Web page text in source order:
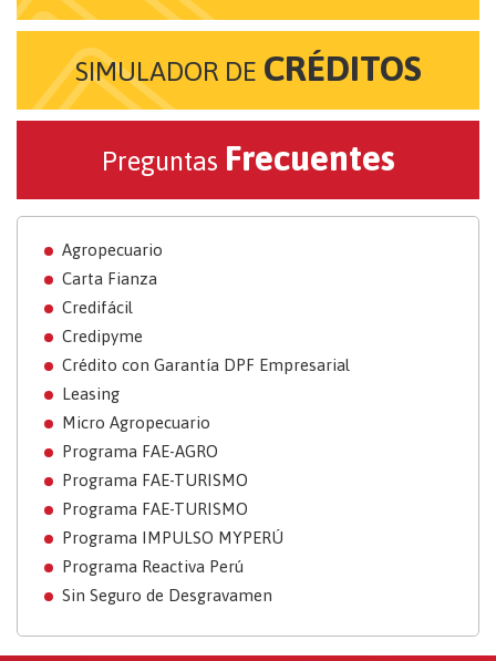
SIMULADOR DE CRÉDITOS
Preguntas Frecuentes
Agropecuario
Carta Fianza
Credifácil
Credipyme
Crédito con Garantía DPF Empresarial
Leasing
Micro Agropecuario
Programa FAE-AGRO
Programa FAE-TURISMO
Programa FAE-TURISMO
Programa IMPULSO MYPERÚ
Programa Reactiva Perú
Sin Seguro de Desgravamen